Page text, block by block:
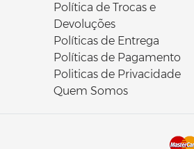
Política de Trocas e
Devoluções
Políticas de Entrega
Políticas de Pagamento
Politicas de Privacidade
Quem Somos